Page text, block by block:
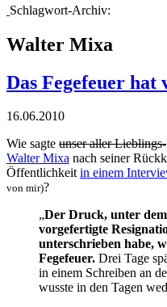
Schlagwort-Archiv:
Walter Mixa
Das Fegefeuer hat
16.06.2010
Wie sagte unser aller Lieblings-
Walter Mixa nach seiner
Öffentlichkeitin einem
von mir)?
„Der Druck, unter
vorgefertigte
unterschrieben habe,
Fegefeuer. Drei Tage
in einem Schreiben an
wusste in den Tagen